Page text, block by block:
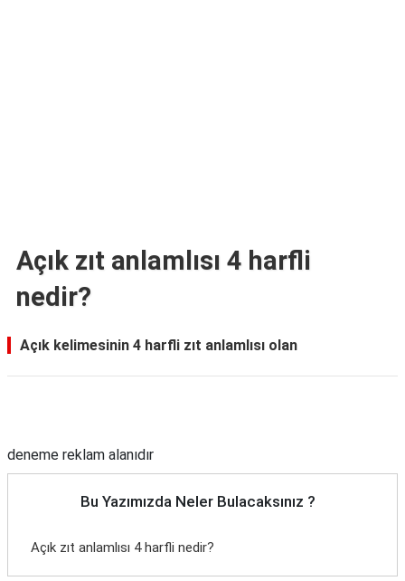
Açık zıt anlamlısı 4 harfli
nedir?
Açık kelimesinin 4 harfli zıt anlamlısı olan
deneme reklam alanıdır
Bu Yazımızda Neler Bulacaksınız ?
Açık zıt anlamlısı 4 harfli nedir?